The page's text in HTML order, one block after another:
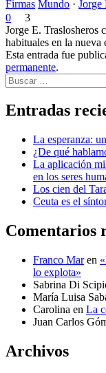
Firmas Mundo · Jorge
0
3
Jorge E. Traslosheros
habituales en la nueva
Esta entrada fue
permanente.
Buscar
Entradas
La esperanza:
¿De qué
La aplicación
en los seres
Los cien del
Ceuta es el
Comentarios
Franco Maren
lo explota»
Sabrina Di
María Luisa
Carolina en La
Juan Carlos
Archivos